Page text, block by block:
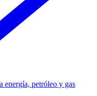
energía, petróleo y gas